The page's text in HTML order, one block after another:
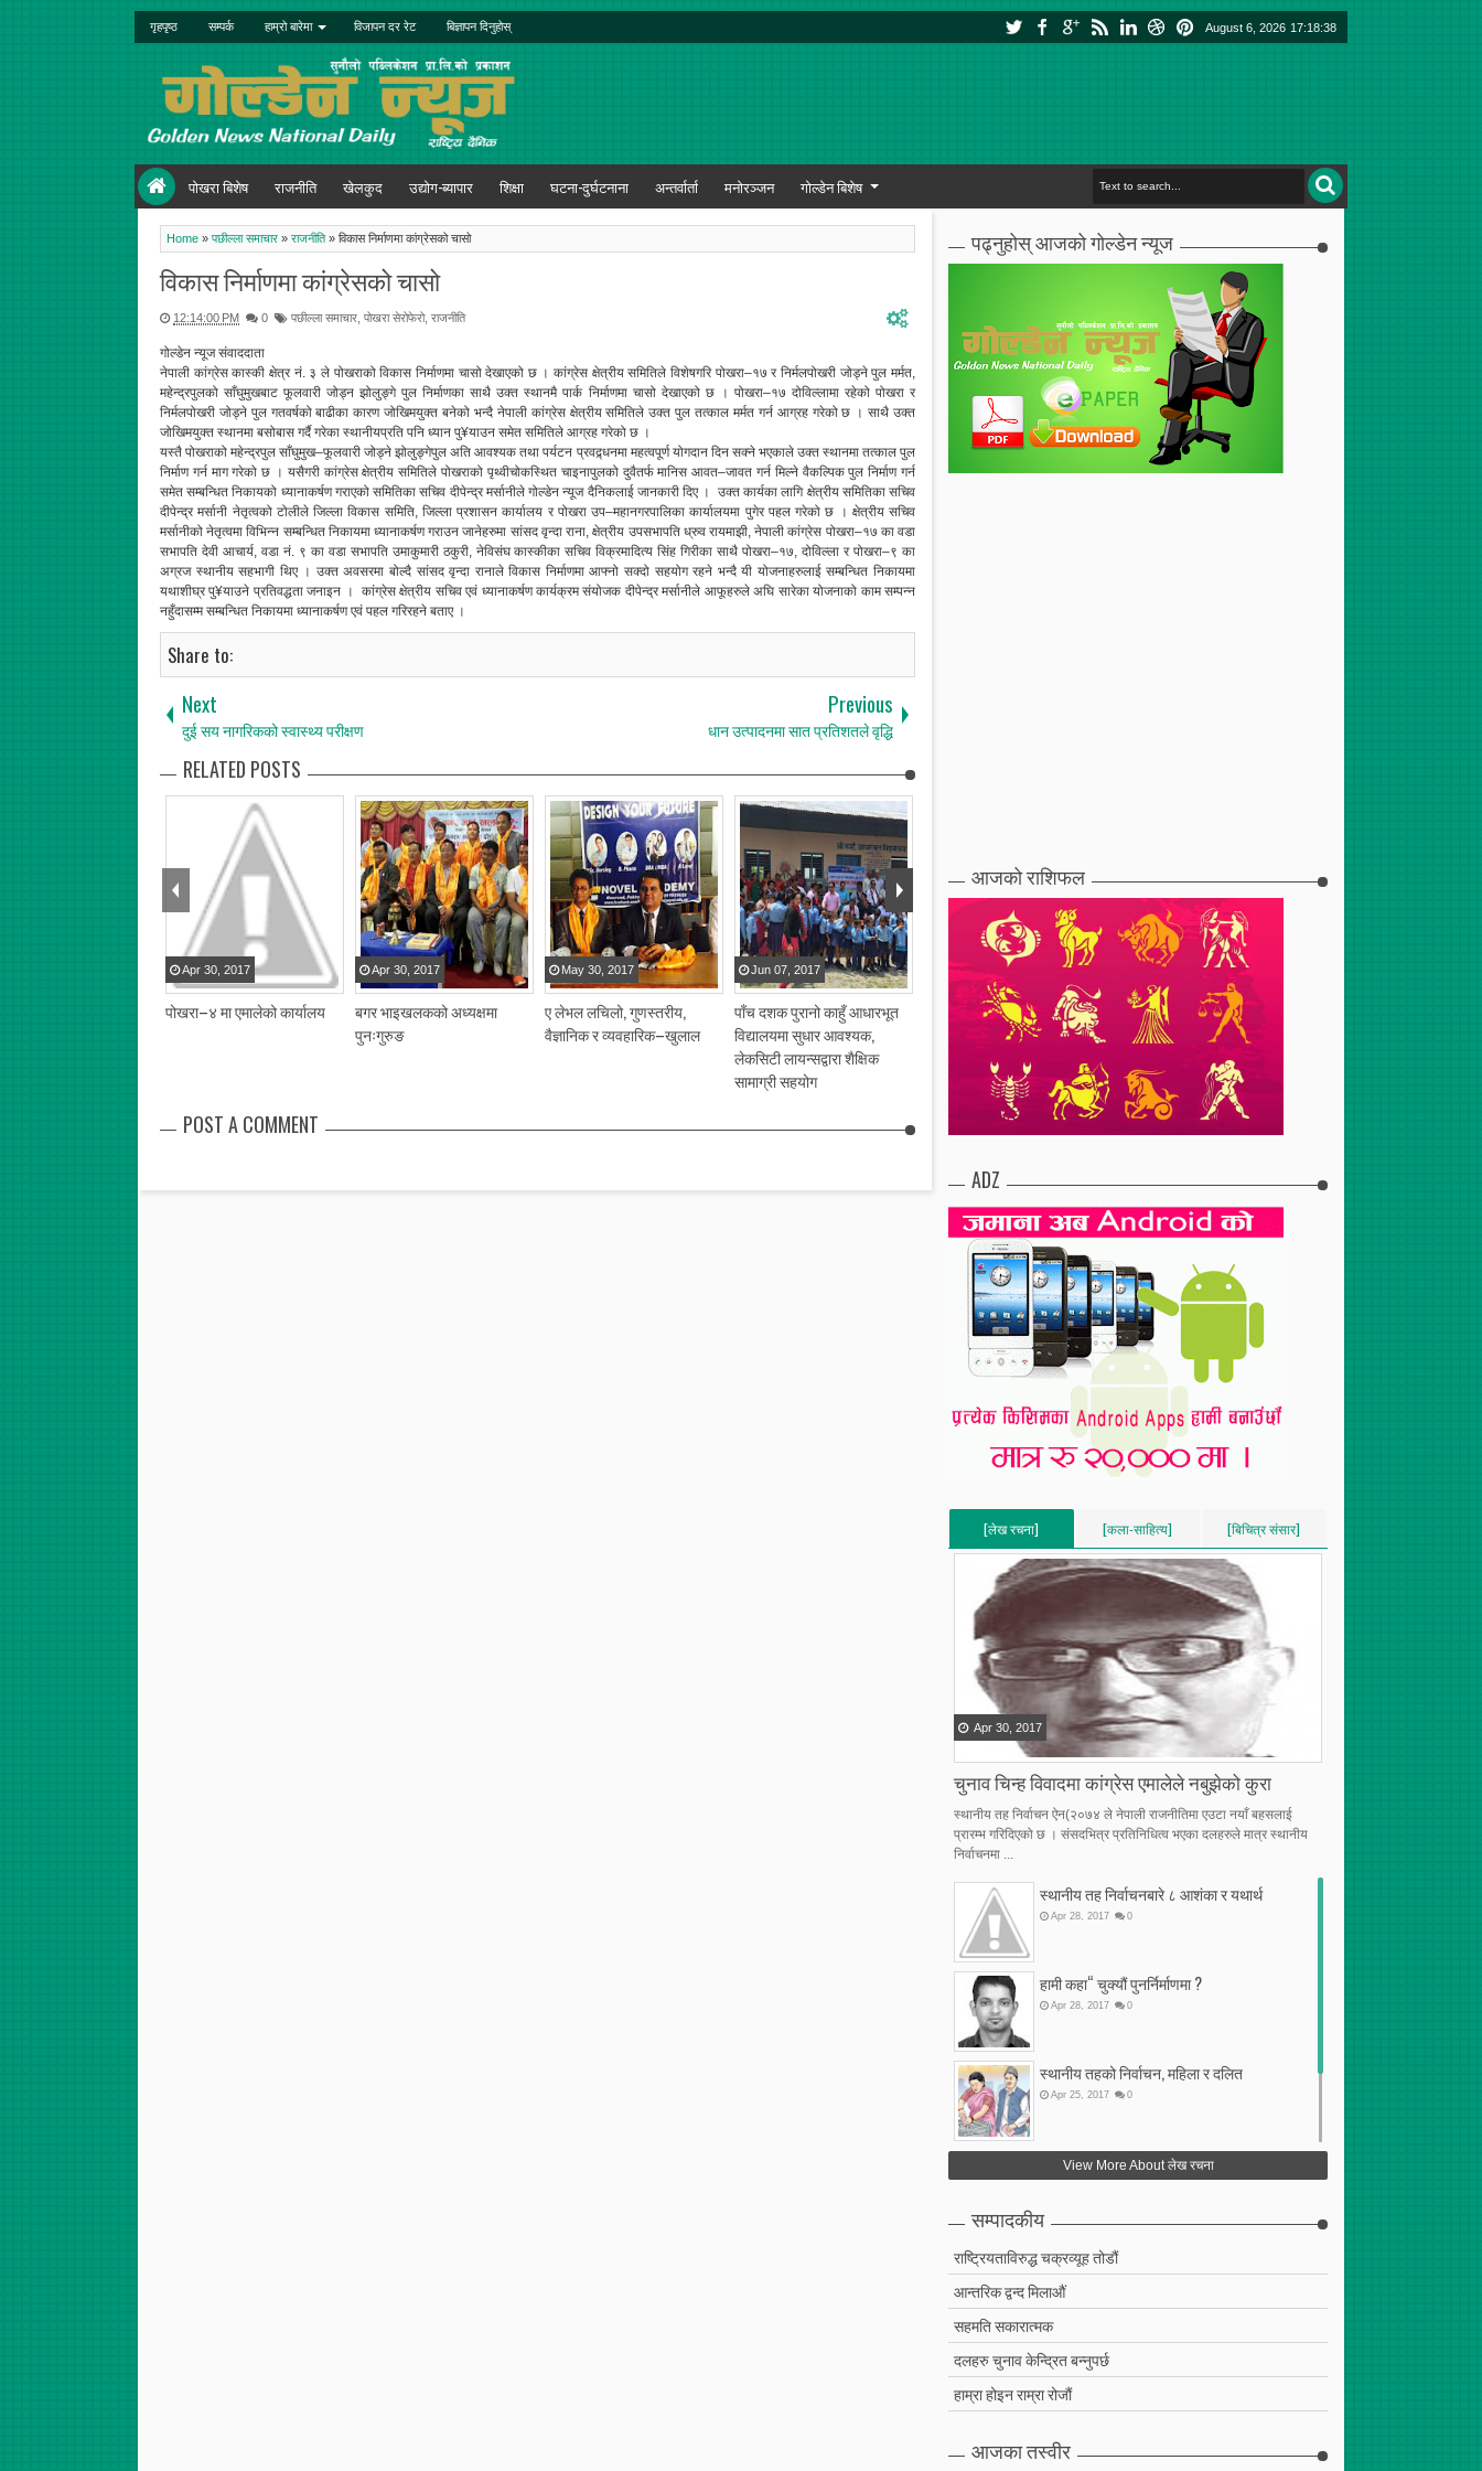
गृहपृष्ठ सम्पर्क हाम्रो बारेमा विजापन दर रेट बिज्ञापन दिनुहोस् August 6, 2026 17:18:39
पोखरा बिशेष राजनीति खेलकुद उद्योग-ब्यापार शिक्षा घटना-दुर्घटनाना अन्तर्वार्ता मनोरञ्जन गोल्डेन बिशेष
Home » पछील्ला समाचार » राजनीति » विकास निर्माणमा कांग्रेसको चासो
विकास निर्माणमा कांग्रेसको चासो
12:14:00 PM 0 पछील्ला समाचार पोखरा सेरोफेरो, राजनीति
गोल्डेन न्यूज संवाददाता
नेपाली कांग्रेस कास्की क्षेत्र नं. ३ ले पोखराको विकास निर्माणमा चासो देखाएको छ । कांग्रेस क्षेत्रीय समितिले विशेषगरि पोखरा–१७ र निर्मलपोखरी जोड्ने पुल मर्मत,
महेन्द्रपुलको साँघुमुखबाट फूलवारी जोड्न झोलुङ्गे पुल निर्माणका साथै उक्त स्थानमै पार्क निर्माणमा चासो देखाएको छ । पोखरा–१७ दोविल्लामा रहेको पोखरा र
निर्मलपोखरी जोड्ने पुल गतवर्षको बाढीका कारण जोखिमयुक्त बनेको भन्दै नेपाली कांग्रेस क्षेत्रीय समितिले उक्त पुल तत्काल मर्मत गर्न आग्रह गरेको छ । साथै उक्त
जोखिमयुक्त स्थानमा बसोबास गर्दै गरेका स्थानीयप्रति पनि ध्यान पु¥याउन समेत समितिले आग्रह गरेको छ ।
यस्तै पोखराको महेन्द्रपुल साँघुमुख–फूलवारी जोड्ने झोलुङ्गेपुल अति आवश्यक तथा पर्यटन प्रवद्र्धनमा महत्वपूर्ण योगदान दिन सक्ने भएकाले उक्त स्थानमा तत्काल पुल
निर्माण गर्न माग गरेको छ । यसैगरी कांग्रेस क्षेत्रीय समितिले पोखराको पृथ्वीचोकस्थित चाइनापुलको दुवैतर्फ मानिस आवत–जावत गर्न मिल्ने वैकल्पिक पुल निर्माण गर्न
समेत सम्बन्धित निकायको ध्यानाकर्षण गराएको समितिका सचिव दीपेन्द्र मर्सानीले गोल्डेन न्यूज दैनिकलाई जानकारी दिए । उक्त कार्यका लागि क्षेत्रीय समितिका सचिव
दीपेन्द्र मर्सानी नेतृत्वको टोलीले जिल्ला विकास समिति, जिल्ला प्रशासन कार्यालय र पोखरा उप–महानगरपालिका कार्यालयमा पुगेर पहल गरेको छ । क्षेत्रीय सचिव
मर्सानीको नेतृत्वमा विभिन्न सम्बन्धित निकायमा ध्यानाकर्षण गराउन जानेहरुमा सांसद वृन्दा राना, क्षेत्रीय उपसभापति ध्रुव रायमाझी, नेपाली कांग्रेस पोखरा–१७ का वडा
सभापति देवी आचार्य, वडा नं. ९ का वडा सभापति उमाकुमारी ठकुरी, नेविसंघ कास्कीका सचिव विक्रमादित्य सिंह गिरीका साथै पोखरा–१७, दोविल्ला र पोखरा–९ का
अग्रज स्थानीय सहभागी थिए । उक्त अवसरमा बोल्दै सांसद वृन्दा रानाले विकास निर्माणमा आफ्नो सक्दो सहयोग रहने भन्दै यी योजनाहरुलाई सम्बन्धित निकायमा
यथाशीघ्र पु¥याउने प्रतिवद्धता जनाइन । कांग्रेस क्षेत्रीय सचिव एवं ध्यानाकर्षण कार्यक्रम संयोजक दीपेन्द्र मर्सानीले आफूहरुले अघि सारेका योजनाको काम सम्पन्न
नहुँदासम्म सम्बन्धित निकायमा ध्यानाकर्षण एवं पहल गरिरहने बताए ।
Share to:
Next
दुई सय नागरिकको स्वास्थ्य परीक्षण
Previous
धान उत्पादनमा सात प्रतिशतले वृद्धि
RELATED POSTS
पोखरा–४ मा एमालेको कार्यालय
Apr 30 2017
बगर भाइखलकको अध्यक्षमा
पुनःगुरुङ
Apr 30 2017
ए लेभल लचिलो, गुणस्तरीय,
वैज्ञानिक र व्यवहारिक–खुलाल
May 30 2017
पाँच दशक पुरानो काहुँ आधारभूत
विद्यालयमा सुधार आवश्यक,
लेकसिटी लायन्सद्वारा शैक्षिक
सामाग्री सहयोग
Jun 07 2017
स्तन तथा पाठेघर परीक्षणबाट १२५
महिला लाभान्वित
Jul 29,
पन्त समाज कास्कीको तेस्रो
साधारणसभा, पन्तहरुबीच एकतामा
22,
POST A COMMENT
पढ्नुहोस् आजको गोल्डेन न्यूज
आजको राशिफल
ADZ
[लेख रचना]
[VERTICAL]
[RECENT][5]
[कला-साहित्य]
[VERTICAL]
[बिचित्र संसार]
[VERTICAL]
[RECENT][5]
चुनाव चिन्ह विवादमा कांग्रेस एमालेले नबुझेको कुरा
Apr 30 2017
स्थानीय तह निर्वाचन ऐन(२०७४ ले नेपाली राजनीतिमा एउटा नयाँ बहसलाई
प्रारम्भ गरिदिएको छ । संसदभित्र प्रतिनिधित्व भएका दलहरुले मात्र स्थानीय
निर्वाचनमा ...
स्थानीय तह निर्वाचनबारे ८ आशंका र यथार्थ
Apr 28 2017 0
हामी कहा“ चुक्यौं पुनर्निर्माणमा ?
Apr 28 2017 0
स्थानीय तहको निर्वाचन, महिला र दलित
Apr 25 2017 0
फेरि अर्को गलत सहमति
View More About लेख रचना
सम्पादकीय
राष्ट्रियताविरुद्ध चक्रव्यूह तोडौं
आन्तरिक द्वन्द मिलाऔं
सहमति सकारात्मक
दलहरु चुनाव केन्द्रित बन्नुपर्छ
हाम्रा होइन राम्रा रोजौं
आजका तस्वीर